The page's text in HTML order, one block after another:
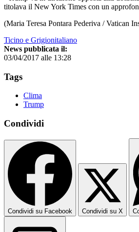
titolava il New York Times con un
(Maria Teresa Pontara Pederiva / Vatican
Ticino e Grigionitaliano
News pubblicata il:
03/04/2017 alle 13:28
Tags
Clima
Trump
Condividi
Condividi su Facebook Condividi su X